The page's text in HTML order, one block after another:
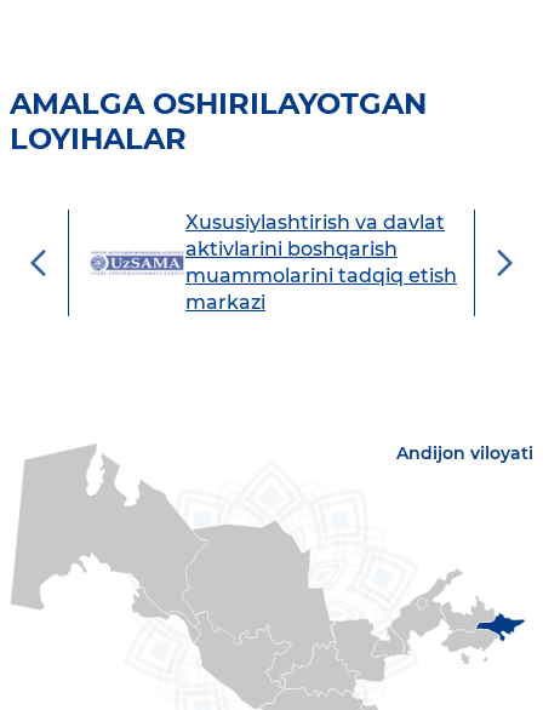
AMALGA OSHIRILAYOTGAN
LOYIHALAR
Xususiylashtirish va davlat
aktivlarini boshqarish
muammolarini tadqiq etish
markazi
Andijon viloyati